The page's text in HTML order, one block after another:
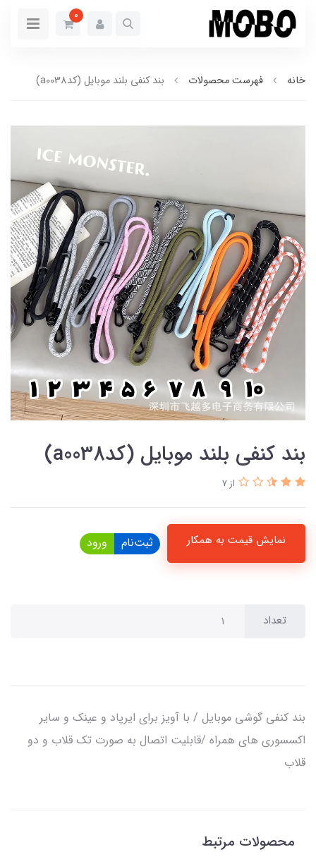
0
خانه فهرست محصولات بند کنفی بلند موبایل (کدa0038)
بند کنفی بلند موبایل (کدa0038)
از 7
نمایش قیمت به همکار ثبت‌نام ورود
تعداد
بند کنفی گوشی موبایل / با آویز برای ایرپاد و عینک و سایر
اکسسوری های همراه /قابلیت اتصال به صورت تک قلاب و دو
قلاب
محصولات مرتبط